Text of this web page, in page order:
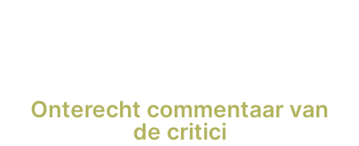
Onterecht commentaar van
de critici